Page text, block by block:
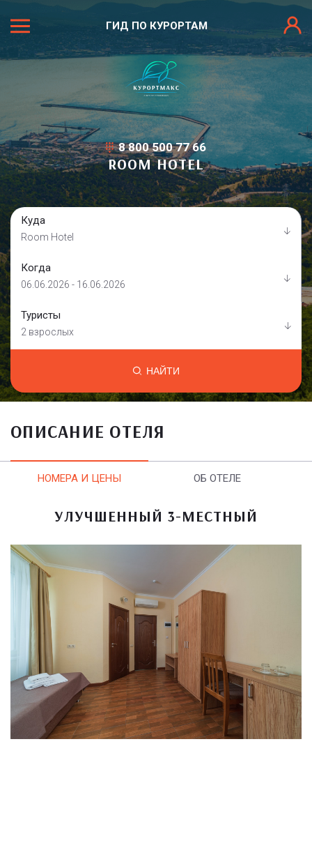
ГИД ПО КУРОРТАМ
8 800 500 77 66
ROOM HOTEL
Куда
Room Hotel
Когда
06.06.2026 - 16.06.2026
Туристы
2 взрослых
НАЙТИ
ОПИСАНИЕ ОТЕЛЯ
НОМЕРА И ЦЕНЫ ОБ ОТЕЛЕ
УЛУЧШЕННЫЙ 3-МЕСТНЫЙ